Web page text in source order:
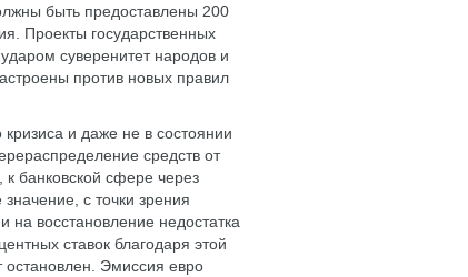
быть предоставлены 200
Проекты государственных
суверенитет народов и
против новых правил
и даже не в состоянии
средств от
банковской сфере через
с точки зрения
на восстановление недостатка
ставок благодаря этой
Эмиссия евро